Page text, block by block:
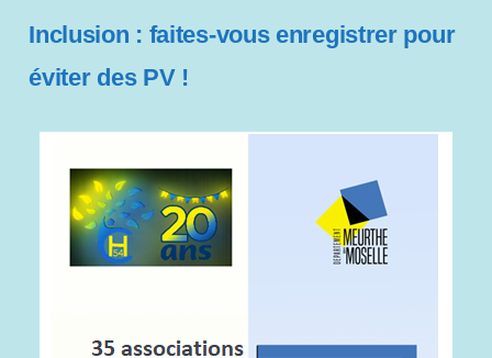
i
Inclusion : faites-vous enregistrer pour
éviter des PV !